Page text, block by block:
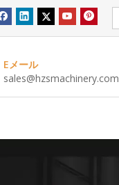
Eメール
sales@hzsmachinery.com